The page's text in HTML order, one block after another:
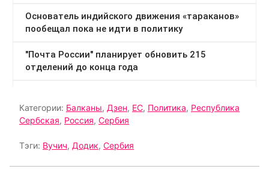
Категории: Балканы, Дзен, ЕС, Политика, Республика
Сербская, Россия, Сербия
Тэги: Вучич, Додик, Сербия